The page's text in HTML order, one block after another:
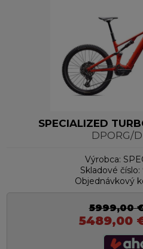
SPECIALIZED
DPORG/
Výrobca:
Skladové číslo:
Objednávkový
5999,00
5489,00